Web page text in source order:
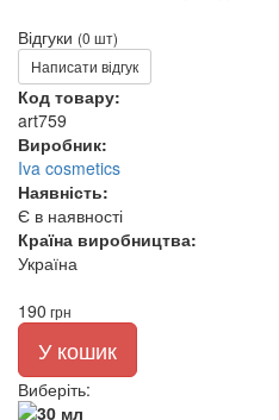
Відгуки (0 шт)
Написати відгук
Код товару:
art759
Виробник:
Iva cosmetics
Наявність:
Є в наявності
Країна виробництва:
Україна
190 грн
У кошик
Виберіть: